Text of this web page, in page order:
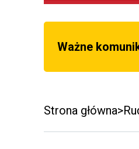
Ważne
Strona główna